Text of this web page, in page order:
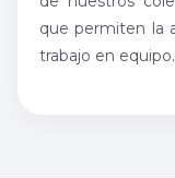
que permiten la
trabajo en equipo.